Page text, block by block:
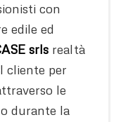
con
edile ed
srls realtà
cliente per
le
durante la